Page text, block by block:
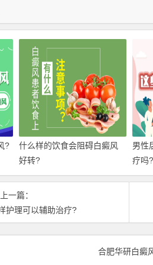
?
什么样的饮食会阻碍白癜风
好转?
男性
疗吗?
上一篇：
护理可以辅助治疗?
合肥华研白癜